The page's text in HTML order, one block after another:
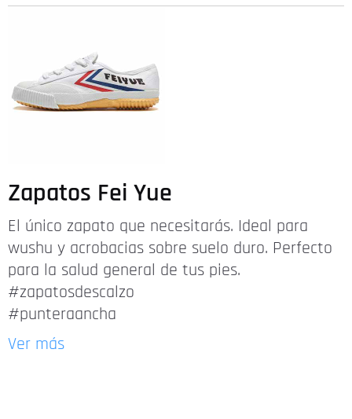
Zapatos Fei Yue
El único zapato que necesitarás. Ideal para
wushu y acrobacias sobre suelo duro. Perfecto
para la salud general de tus pies.
#zapatosdescalzo
#punteraancha
Ver más